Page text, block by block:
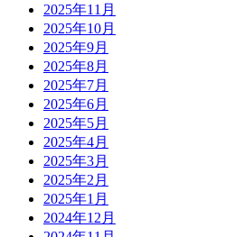
2025年11月
2025年10月
2025年9月
2025年8月
2025年7月
2025年6月
2025年5月
2025年4月
2025年3月
2025年2月
2025年1月
2024年12月